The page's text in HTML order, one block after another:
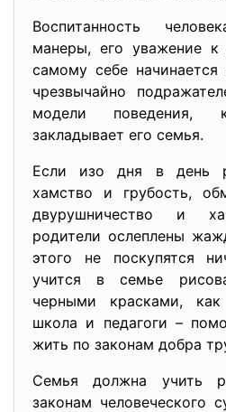
Воспитанность
манеры, его уважение
самому себе начинается
чрезвычайно
модели
закладывает его семья.
Если изо дня в день
хамство и грубость,
двурушничество и
родители ослеплены
этого не поскупятся
учится в семье
черными красками,
школа и педагоги –
жить по законам добра
Семья должна учить
законам человеческого